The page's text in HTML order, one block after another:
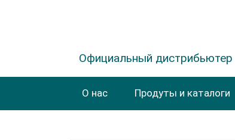
Официальный дистрибьютер
О нас Продуты и каталоги